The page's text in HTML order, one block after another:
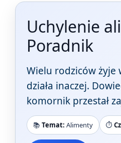
Uchylenie
Poradnik
Wielu rodziców żyje
działa inaczej.
komornik przestał
📚Temat: Alimenty ⏱️